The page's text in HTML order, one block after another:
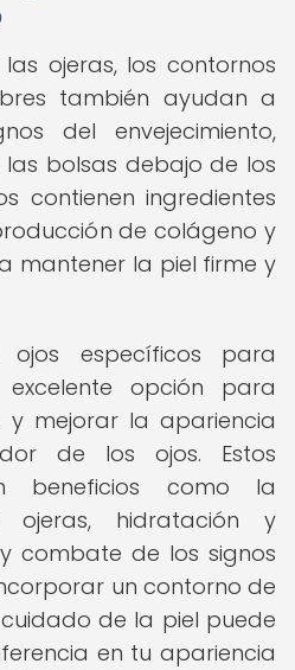
ojeras, los contornos
también ayudan a
del envejecimiento,
bolsas debajo de los
contienen ingredientes
de colágeno y
mantener la piel firme y
específicos para
opción para
mejorar la apariencia
de los ojos. Estos
beneficios como la
hidratación y
combate de los signos
un contorno de
de la piel puede
en tu apariencia